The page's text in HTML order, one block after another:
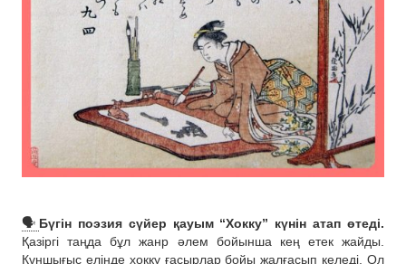
🗣 Бүгін поэзия сүйер қауым “Хокку” күнін атап өтеді.
Қазіргі таңда бұл жанр әлем бойынша кең етек жайды.
Күншығыс елінде хокку ғасырлар бойы жалғасып келеді. Ол